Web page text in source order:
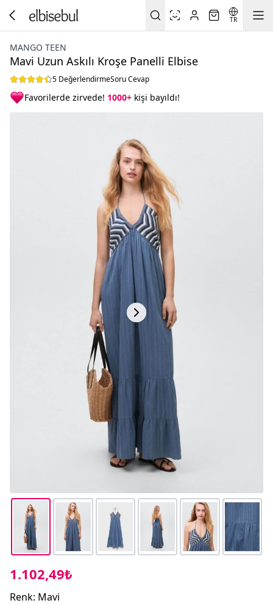
TR
MANGO TEEN
Mavi Uzun Askılı Kroşe Panelli Elbise
5 DeğerlendirmeSoru Cevap
Favorilerde zirvede! 1000+ kişi bayıldı!
1.102,49₺
Renk: Mavi